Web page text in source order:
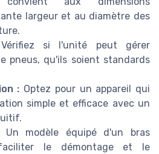
largeur et au diamètre des
si l'unité peut gérer
pneus, qu'ils soient standards
: Optez pour un appareil qui
simple et efficace avec un
Un modèle équipé d'un bras
le démontage et le